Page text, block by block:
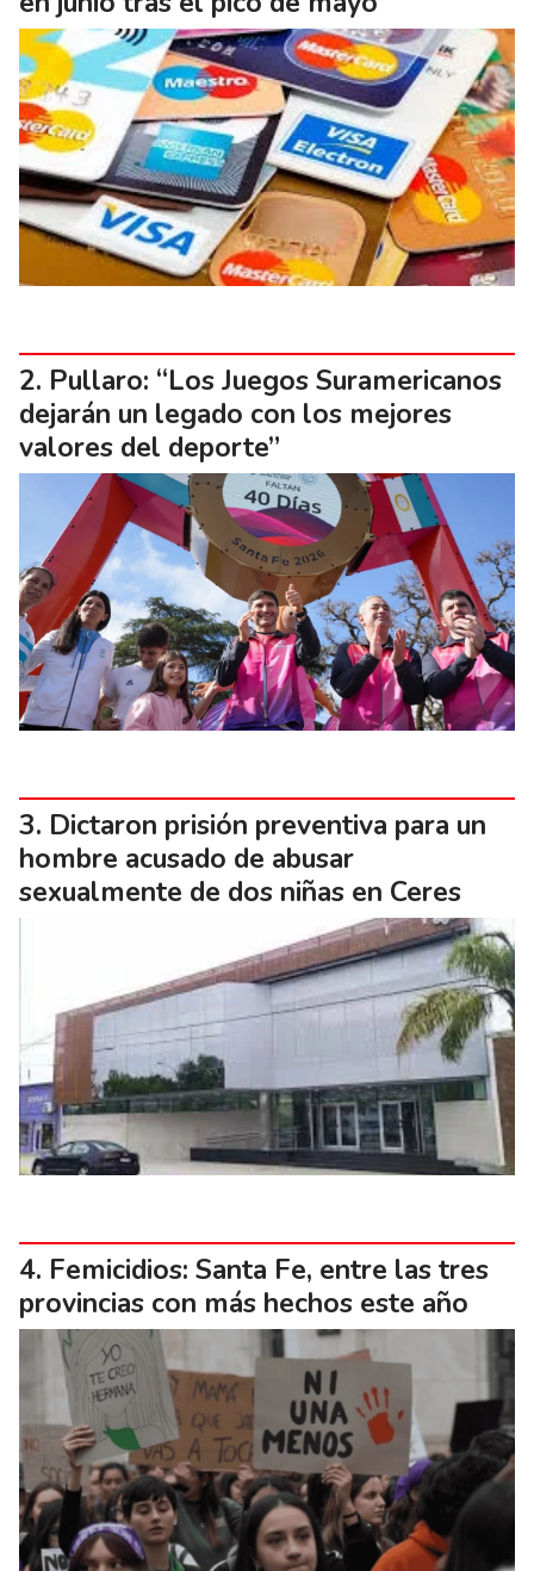
Pullaro: “Los Juegos Suramericanos
dejarán un legado con los mejores
valores del deporte”
Dictaron prisión preventiva para un
hombre acusado de abusar
sexualmente de dos niñas en Ceres
Femicidios: Santa Fe, entre las tres
provincias con más hechos este año